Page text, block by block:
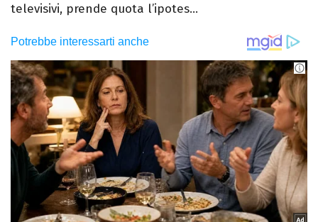
televisivi, prende quota l’ipotes...